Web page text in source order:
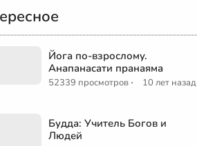
Йога по-взрослому.
Анапанасати пранаяма
52339 просмотров · 10 лет назад
Будда: Учитель Богов и
Людей